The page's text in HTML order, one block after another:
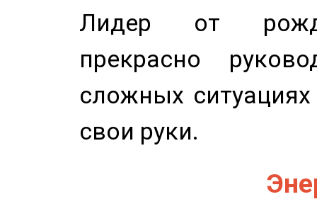
Лидер от
прекрасно
сложных
свои руки.